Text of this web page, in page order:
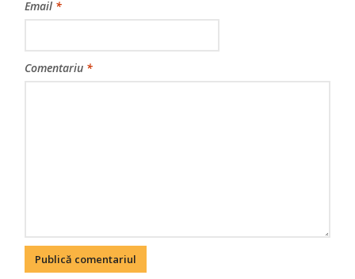
Email *
Comentariu *